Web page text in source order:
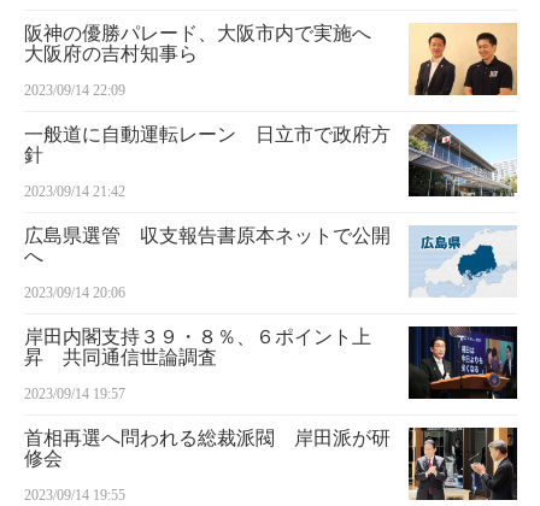
阪神の優勝パレード、大阪市内で実施へ
大阪府の吉村知事ら
2023/09/14 22:09
一般道に自動運転レーン 日立市で政府方
針
2023/09/14 21:42
広島県選管 収支報告書原本ネットで公開
へ
2023/09/14 20:06
岸田内閣支持３９・８％、６ポイント上
昇 共同通信世論調査
2023/09/14 19:57
首相再選へ問われる総裁派閥 岸田派が研
修会
2023/09/14 19:55